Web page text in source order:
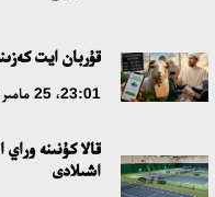
قۇربان ايت
23:01، 25 مامىر 2026
قالا كۇنىنە
اشىلادى